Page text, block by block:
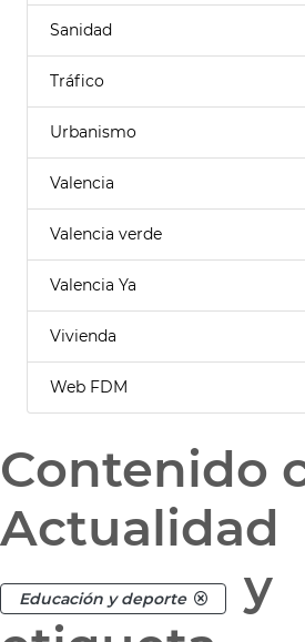
Sanidad
Tráfico
Urbanismo
Valencia
Valencia verde
Valencia Ya
Vivienda
Web FDM
Contenido
Actualidad
Educación y deporte
y